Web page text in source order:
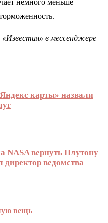
немного меньше
в мессенджере
карты» назвали
NASA вернуть Плутону
директор ведомства
вещь